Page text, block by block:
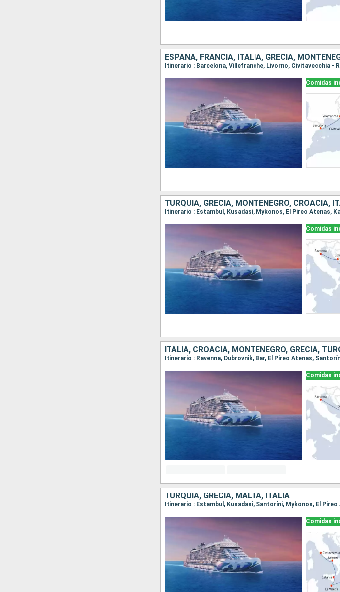
ESPAÑA, FRANCIA, ITALIA, GRECIA,
Itinerario : Barcelona, Villefranche, Livorno, Civitavecchia -
Comidas
TURQUÍA, GRECIA, MONTENEGRO, CROACIA,
Itinerario : Estambul, Kusadasi, Mykonos, El Pireo Atenas,
Comidas
ITALIA, CROACIA, MONTENEGRO, GRECIA,
Itinerario : Ravenna, Dubrovnik, Bar, El Pireo Atenas,
Comidas
TURQUÍA, GRECIA, MALTA, ITALIA
Comidas